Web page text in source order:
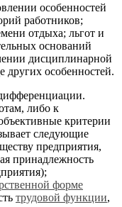
особенностей
работников;
отдыха; льгот и
оснований
дисциплинарной
других особенностей.
либо к
критерии
следующие
предприятия,
принадлежность
форме
трудовой функции,